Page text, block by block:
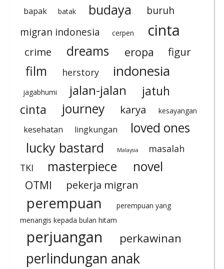
bapak batak budaya
buruh
migran indonesia
cerpen cinta
crime dreams eropa figur
film herstory indonesia
jagabhumi jalan-jalan
jatuh
cinta
journey karya kesayangan
kesehatan lingkungan loved ones
lucky bastard Malaysia
masalah
TKI
masterpiece novel
OTMI pekerja migran
perempuan
perempuan yang
menangis kepada bulan hitam
perjuangan perkawinan
perlindungan anak